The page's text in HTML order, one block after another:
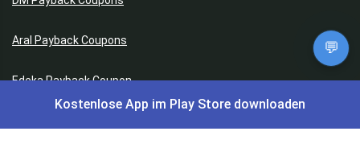
Aral Payback Coupons
Edeka Payback Coupon
💬
Kostenlose App im Play Store downloaden